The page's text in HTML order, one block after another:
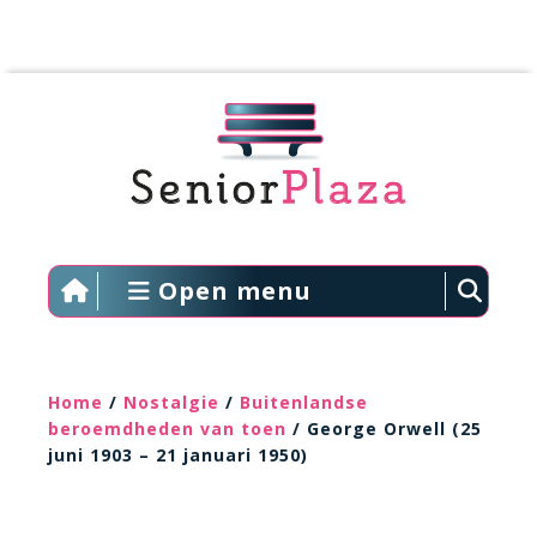
Open menu
Home / Nostalgie / Buitenlandse
beroemdheden van toen / George Orwell (25
juni 1903 – 21 januari 1950)